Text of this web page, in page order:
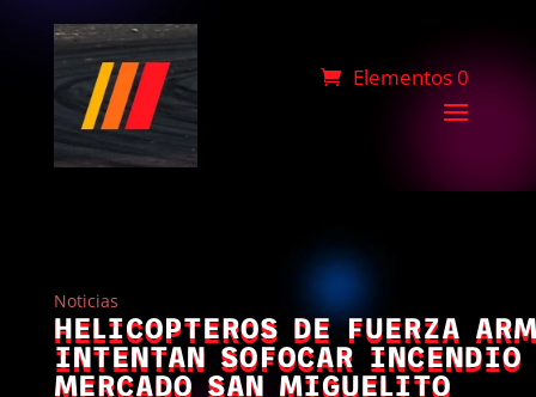
Elementos 0
Noticias
HELICOPTEROS DE FUERZA
INTENTAN SOFOCAR INCENDIO
MERCADO SAN MIGUELITO